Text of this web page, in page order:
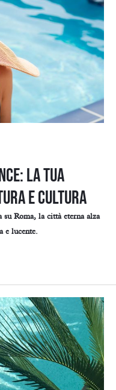
la tua
e cultura
su Roma, la città eterna alza
e lucente.